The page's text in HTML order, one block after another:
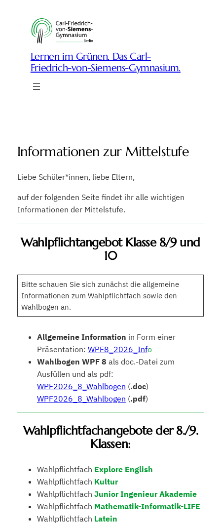
springen
Lernen im Grünen. Das Carl-
Friedrich-von-Siemens-Gymnasium.
Informationen zur Mittelstufe
Liebe Schüler*innen, liebe Eltern,
auf der folgenden Seite findet ihr alle wichtigen
Informationen der Mittelstufe.
Wahlpflichtangebot Klasse 8/9 und
10
Bitte schauen Sie sich zunächst die allgemeine
Informationen zum Wahlpflichtfach sowie den
Wahlbogen an.
Allgemeine Information in Form einer
Präsentation: WPF8_2026_Info
Wahlbogen WPF 8 als doc.-Datei zum
Ausfüllen und als pdf:
WPF2026_8_Wahlbogen (.doc)
WPF2026_8_Wahlbogen (.pdf)
Wahlpflichtfachangebote der 8./9.
Klassen:
Wahlpflichtfach Explore English
Wahlpflichtfach Kultur
Wahlpflichtfach Junior Ingenieur Akademie
Wahlpflichtfach Mathematik-Informatik-LIFE
Wahlpflichtfach Latein